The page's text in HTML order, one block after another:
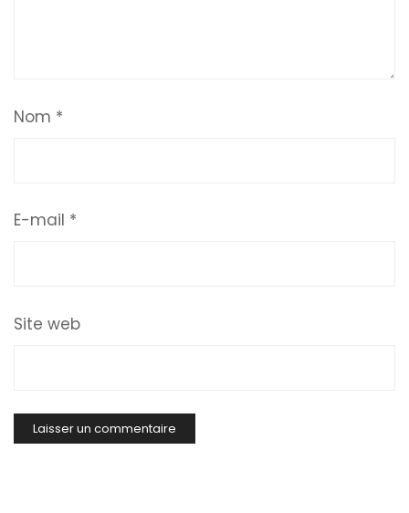
Nom *
E-mail *
Site web